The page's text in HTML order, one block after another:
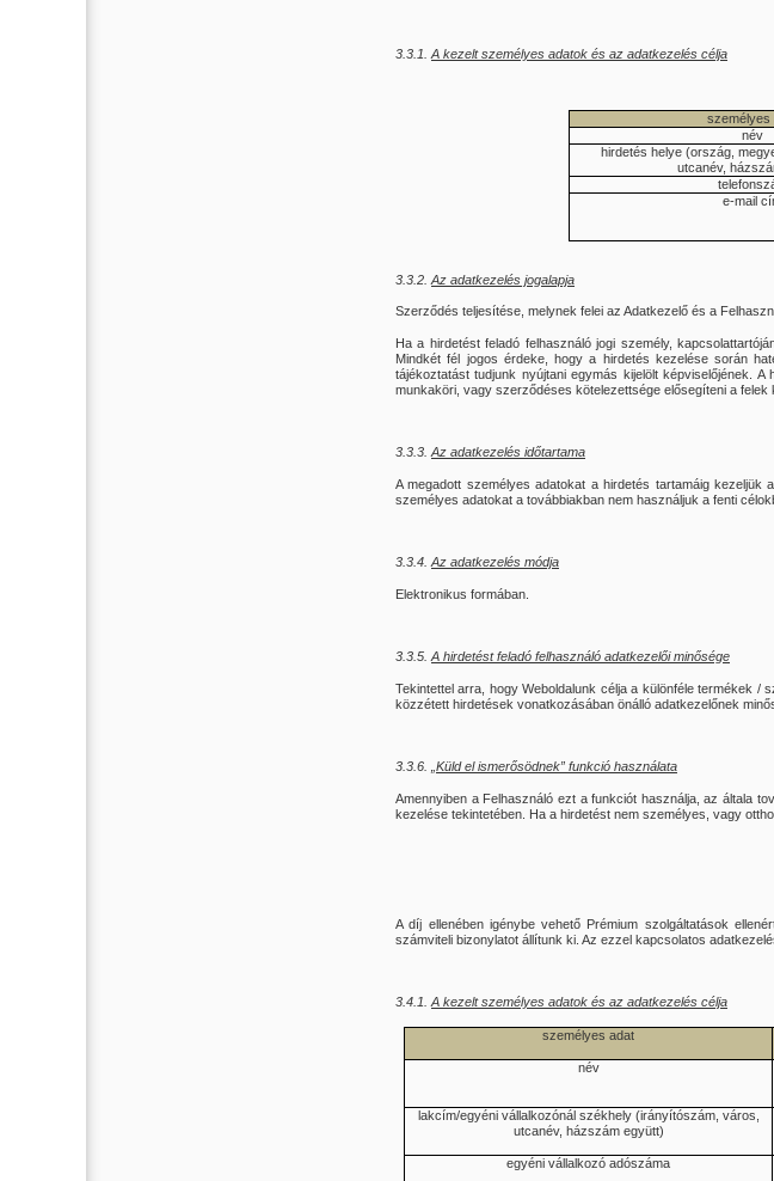
3.3.1. A kezelt személyes adatok és az adatkezelés célja
személyes
név
hirdetés helye (ország,
utcanév,
e-mail
3.3.2. Az adatkezelés jogalapja
Szerződés teljesítése, melynek felei az Adatkezelő és a
Ha a hirdetést feladó felhasználó jogi személy,
Mindkét fél jogos érdeke, hogy a hirdetés kezelése során
tájékoztatást tudjunk nyújtani egymás kijelölt képviselőjének.
munkaköri, vagy szerződéses kötelezettsége elősegíteni a
3.3.3. Az adatkezelés időtartama
A megadott személyes adatokat a hirdetés tartamáig kezeljük
személyes adatokat a továbbiakban nem használjuk a fenti
3.3.4. Az adatkezelés módja
Elektronikus formában.
3.3.5. A hirdetést feladó felhasználó adatkezelői minősége
Tekintettel arra, hogy Weboldalunk célja a különféle termékek
közzétett hirdetések vonatkozásában önálló adatkezelőnek
3.3.6. „Küld el ismerősödnek” funkció használata
Amennyiben a Felhasználó ezt a funkciót használja, az általa
kezelése tekintetében. Ha a hirdetést nem személyes, vagy
A díj ellenében igénybe vehető Prémium szolgáltatások
számviteli bizonylatot állítunk ki. Az ezzel kapcsolatos
3.4.1. A kezelt személyes adatok és az adatkezelés célja
személyes adat
név
lakcím/egyéni vállalkozónál székhely (irányítószám, város,
utcanév, házszám együtt)
egyéni vállalkozó adószáma